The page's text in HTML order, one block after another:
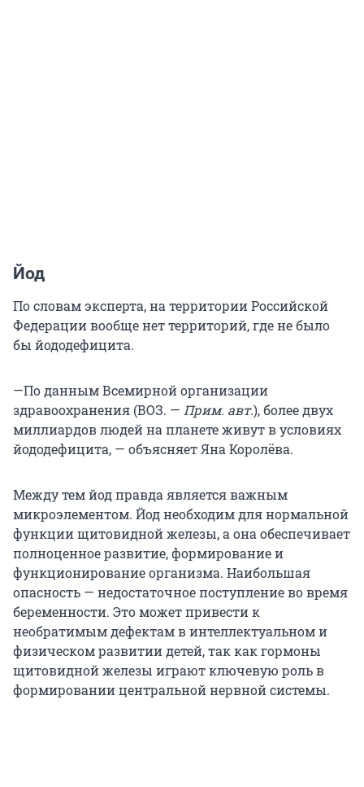
Йод
По словам эксперта, на территории Российской
Федерации вообще нет территорий, где не было
бы йододефицита.
—По данным Всемирной организации
здравоохранения (ВОЗ. — Прим. авт.), более двух
миллиардов людей на планете живут в условиях
йододефицита, — объясняет Яна Королёва.
Между тем йод правда является важным
микроэлементом. Йод необходим для нормальной
функции щитовидной железы, а она обеспечивает
полноценное развитие, формирование и
функционирование организма. Наибольшая
опасность — недостаточное поступление во время
беременности. Это может привести к
необратимым дефектам в интеллектуальном и
физическом развитии детей, так как гормоны
щитовидной железы играют ключевую роль в
формировании центральной нервной системы.